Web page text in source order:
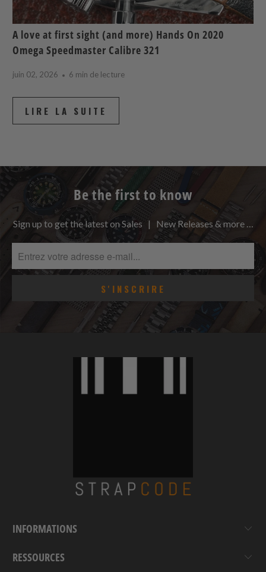
A love at first sight (and more) Hands On 2020
Omega Speedmaster Calibre 321
juin 02, 2026 6 min de lecture
LIRE LA SUITE
Be the first to know
Sign up to get the latest on Sales | New Releases & more …
INFORMATIONS
RESSOURCES